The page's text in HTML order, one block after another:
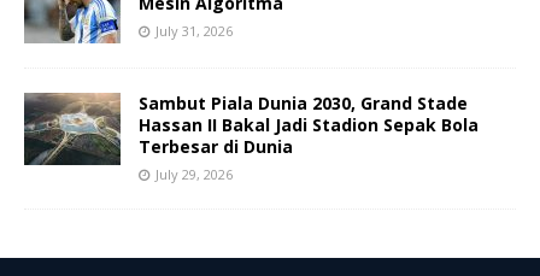
July 31, 2026
Sambut Piala Dunia 2030, Grand Stade
Hassan II Bakal Jadi Stadion Sepak Bola
Terbesar di Dunia
July 29, 2026